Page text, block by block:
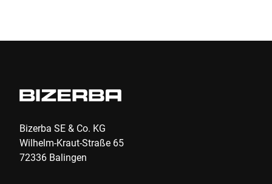
Bizerba SE & Co. KG
Wilhelm-Kraut-Straße 65
72336 Balingen